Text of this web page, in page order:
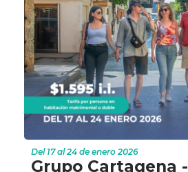
Del 17 al 24 de enero 2026
Grupo Cartagena -